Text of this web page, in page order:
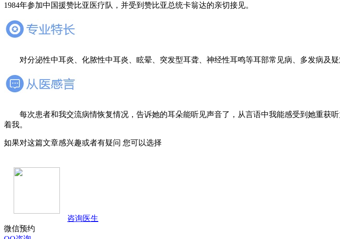
1984年参加中国援赞比亚医疗队，并受到赞比亚总统卡翁达的亲切接见。
对分泌性中耳炎、化脓性中耳炎、眩晕、突发型耳聋、神经性耳鸣等耳部常见病、多发病及疑
每次患者和我交流病情恢复情况，告诉她的耳朵能听见声音了，从言语中我能感受到她重获
着我。
如果对这篇文章感兴趣或者有疑问 您可以选择
咨询医生
微信预约